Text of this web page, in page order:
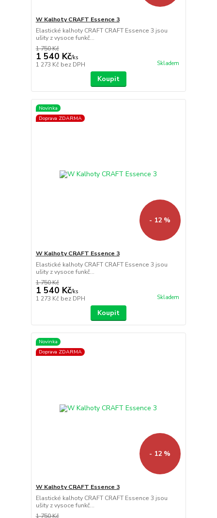
W Kalhoty CRAFT Essence 3
Elastické kalhoty CRAFT CRAFT Essence 3 jsou
ušity z vysoce funkč...
1 750 Kč
1 540 Kč/ks
1 273 Kč bez DPH Skladem
Koupit
Novinka
Doprava ZDARMA
- 12 %
W Kalhoty CRAFT Essence 3
Elastické kalhoty CRAFT CRAFT Essence 3 jsou
ušity z vysoce funkč...
1 750 Kč
1 540 Kč/ks
1 273 Kč bez DPH Skladem
Koupit
Novinka
Doprava ZDARMA
- 12 %
W Kalhoty CRAFT Essence 3
Elastické kalhoty CRAFT CRAFT Essence 3 jsou
ušity z vysoce funkč...
1 750 Kč